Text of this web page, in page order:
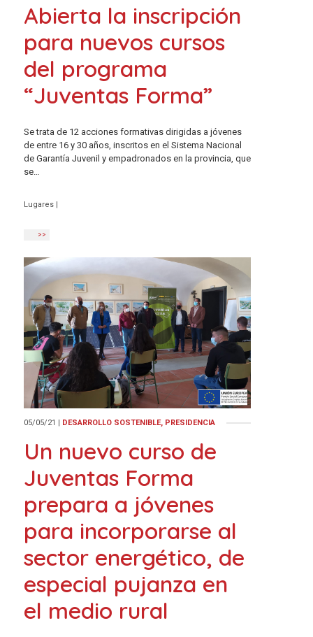
Abierta la inscripción
para nuevos cursos
del programa
“Juventas Forma”
Se trata de 12 acciones formativas dirigidas a jóvenes
de entre 16 y 30 años, inscritos en el Sistema Nacional
de Garantía Juvenil y empadronados en la provincia, que
se…
Lugares
>>
05/05/21 DESARROLLO SOSTENIBLE, PRESIDENCIA
Un nuevo curso de
Juventas Forma
prepara a jóvenes
para incorporarse al
sector energético, de
especial pujanza en
el medio rural